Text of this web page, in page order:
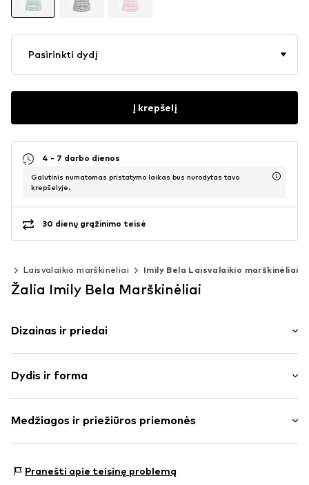
Pasirinkti dydį
Į krepšelį
4 - 7 darbo dienos
Galutinis numatomas pristatymo laikas bus nurodytas tavo
krepšelyje.
30 dienų grąžinimo teisė
Laisvalaikio marškinėliai Imily Bela Laisvalaikio marškinėliai
Žalia Imily Bela Marškinėliai
Dizainas ir priedai
plonas trikotažas
V formos iškirptė
Drapiruotas / rauktas
Pilnai raštuota
Dydis ir forma
Ilgis: Normalaus ilgio
Pritaikomumas: Įprastas prigludimas
Dydžių lentelė
Medžiagos ir priežiūros priemonės
Kilmės šalis: Kinija
Pranešti apie teisinę problemą